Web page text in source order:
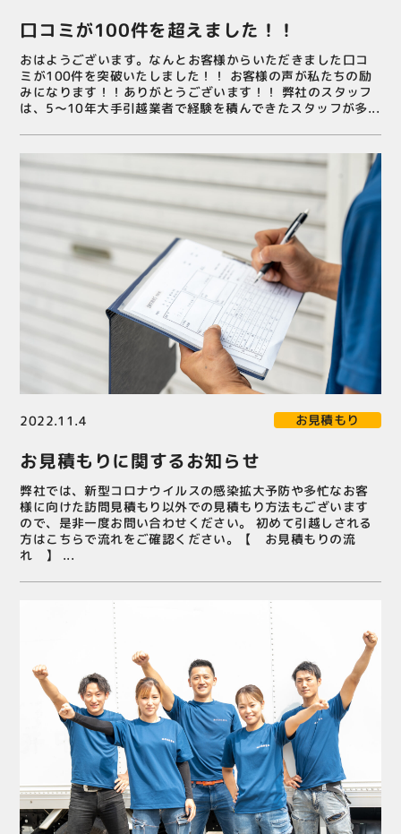
口コミが100件を超えました！！
おはようございます。なんとお客様からいただきました口コ
ミが100件を突破いたしました！！ お客様の声が私たちの励
みになります！！ありがとうございます！！ 弊社のスタッフ
は、5～10年大手引越業者で経験を積んできたスタッフが多...
2022.11.4 お見積もり
お見積もりに関するお知らせ
弊社では、新型コロナウイルスの感染拡大予防や多忙なお客
様に向けた訪問見積もり以外での見積もり方法もございます
ので、是非一度お問い合わせください。 初めて引越しされる
方はこちらで流れをご確認ください。【 お見積もりの流
れ 】 ...